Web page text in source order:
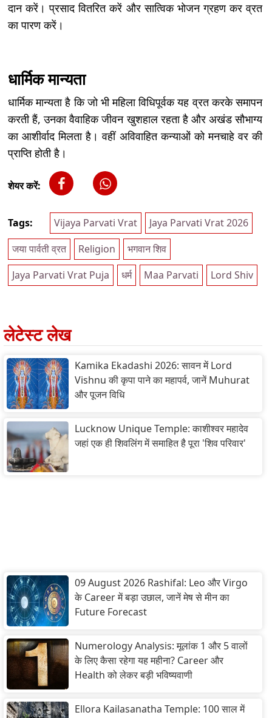
दान करें। प्रसाद वितरित करें और सात्विक भोजन ग्रहण कर व्रत
का पारण करें।
धार्मिक मान्यता
धार्मिक मान्यता है कि जो भी महिला विधिपूर्वक यह व्रत करके समापन
करती हैं, उनका वैवाहिक जीवन खुशहाल रहता है और अखंड सौभाग्य
का आशीर्वाद मिलता है। वहीं अविवाहित कन्याओं को मनचाहे वर की
प्राप्ति होती है।
शेयर करें:
Tags: Vijaya Parvati Vrat
Jaya Parvati Vrat 2026
जया पार्वती व्रत
Religion
भगवान शिव
Jaya Parvati Vrat Puja
धर्म Maa Parvati Lord Shiv
लेटेस्ट लेख
Kamika Ekadashi 2026: सावन में Lord
Vishnu की कृपा पाने का महापर्व, जानें Muhurat
और पूजन विधि
Lucknow Unique Temple: काशीश्वर महादेव
जहां एक ही शिवलिंग में समाहित है पूरा 'शिव परिवार'
09 August 2026 Rashifal: Leo और Virgo
के Career में बड़ा उछाल, जानें मेष से मीन का
Future Forecast
Numerology Analysis: मूलांक 1 और 5 वालों
के लिए कैसा रहेगा यह महीना? Career और
Health को लेकर बड़ी भविष्यवाणी
Ellora Kailasanatha Temple: 100 साल में